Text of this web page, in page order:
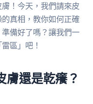
！今天，我們請來皮
真相，教你如何正確
備好了嗎？讓我們一
區」吧！
膚還是乾癢？